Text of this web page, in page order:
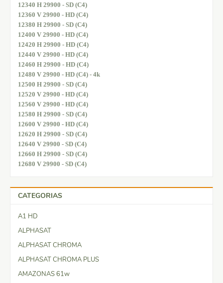
12340 H 29900 - SD (C4)
12360 V 29900 - HD (C4)
12380 H 29900 - SD (C4)
12400 V 29900 - HD (C4)
12420 H 29900 - HD (C4)
12440 V 29900 - HD (C4)
12460 H 29900 - HD (C4)
12480 V 29900 - HD (C4) - 4k
12500 H 29900 - SD (C4)
12520 V 29900 - HD (C4)
12560 V 29900 - HD (C4)
12580 H 29900 - SD (C4)
12600 V 29900 - HD (C4)
12620 H 29900 - SD (C4)
12640 V 29900 - SD (C4)
12660 H 29900 - SD (C4)
12680 V 29900 - SD (C4)
CATEGORIAS
A1 HD
ALPHASAT
ALPHASAT CHROMA
ALPHASAT CHROMA PLUS
AMAZONAS 61w